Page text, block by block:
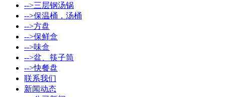
-->三层钢汤锅
-->保温桶，汤桶
-->方盘
-->保鲜盒
-->味盒
-->盆、筷子筒
-->快餐盘
联系我们
新闻动态